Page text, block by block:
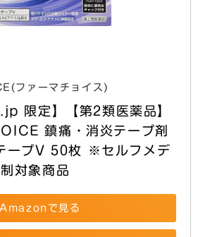
ファーマチョイス)
限定】【第2類医薬品】
鎮痛・消炎テープ剤
ープV 50枚 ※セルフメデ
対象商品
Amazonで見る